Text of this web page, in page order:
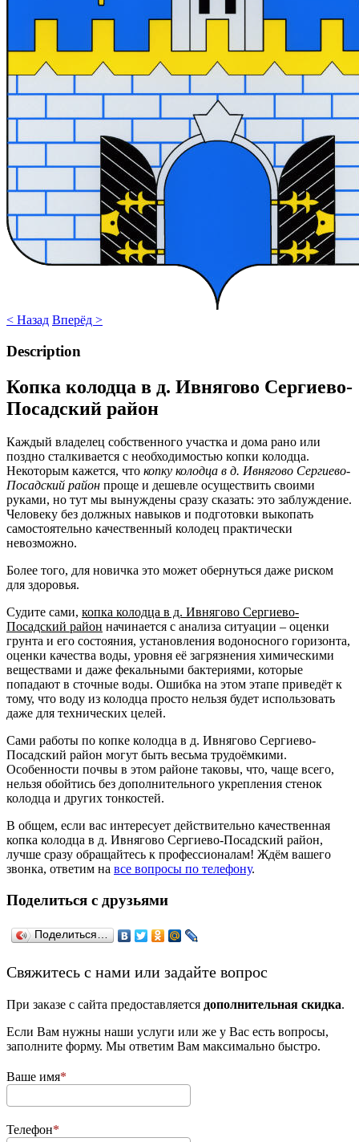
< Назад Вперёд >
Description
Копка колодца в д. Ивнягово Сергиево-
Посадский район
Каждый владелец собственного участка и дома рано или
поздно сталкивается с необходимостью копки колодца.
Некоторым кажется, что копку колодца в д. Ивнягово Сергиево-
Посадский район проще и дешевле осуществить своими
руками, но тут мы вынуждены сразу сказать: это заблуждение.
Человеку без должных навыков и подготовки выкопать
самостоятельно качественный колодец практически
невозможно.
Более того, для новичка это может обернуться даже риском
для здоровья.
Судите сами, копка колодца в д. Ивнягово Сергиево-
Посадский район начинается с анализа ситуации – оценки
грунта и его состояния, установления водоносного горизонта,
оценки качества воды, уровня её загрязнения химическими
веществами и даже фекальными бактериями, которые
попадают в сточные воды. Ошибка на этом этапе приведёт к
тому, что воду из колодца просто нельзя будет использовать
даже для технических целей.
Сами работы по копке колодца в д. Ивнягово Сергиево-
Посадский район могут быть весьма трудоёмкими.
Особенности почвы в этом районе таковы, что, чаще всего,
нельзя обойтись без дополнительного укрепления стенок
колодца и других тонкостей.
В общем, если вас интересует действительно качественная
копка колодца в д. Ивнягово Сергиево-Посадский район,
лучше сразу обращайтесь к профессионалам! Ждём вашего
звонка, ответим на все вопросы по телефону.
Поделиться с друзьями
Поделиться…
­Свяжитесь с нами или задайте вопрос
При заказе с сайта предоставляется дополнительная скидка.
Если Вам нужны наши услуги или же у Вас есть вопросы,
заполните форму. Мы ответим Вам максимально быстро.
Ваше имя
Телефон